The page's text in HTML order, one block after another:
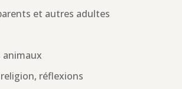
et autres adultes
animaux
réflexions